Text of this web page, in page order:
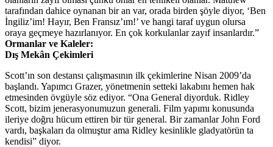
tarafından dahice oynanan bir an var, orada birden şöyle diyor, ‘Ben
İngiliz’im! Hayır, Ben Fransız’ım!’ ve hangi taraf uygun olursa
oraya geçmeye hazırlanıyor. En çok korkulanlar zayıf insanlardır.”
Ormanlar ve Kaleler:
Dış Mekân Çekimleri
Scott’ın son destansı çalışmasının ilk çekimlerine Nisan 2009’da
başlandı. Yapımcı Grazer, yönetmenin setteki lakabını hemen hak
etmesinden övgüyle söz ediyor. “Ona General diyorduk. Ridley
Scott, bizim jenerasyonumuzun generali. Film yapımı konusunda
ileriye doğru hücum ettiren bir tür general. Bir zamanlar John Ford
vardı, başkaları da olmuştur ama Ridley kesinlikle gladyatörün ta
kendisi” diyor.